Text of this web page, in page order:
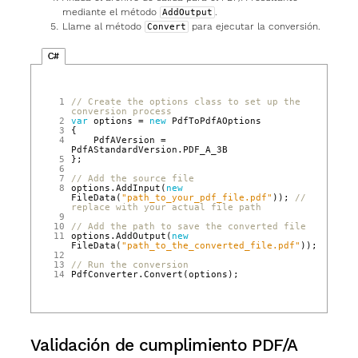
mediante el método AddOutput .
Llame al método Convert para ejecutar la conversión.
C#
1
// Create the options class to set up the
conversion process
2
var options = new
PdfToPdfAOptions
3
{
4
PdfAVersion
=
PdfAStandardVersion . PDF_A_3B
5
};
6
7
// Add the source file
8
options .AddInput ( new
FileData ( "path_to_your_pdf_file.pdf" ));
//
replace with your actual file path
9
10
// Add the path to save the converted file
11
options .AddOutput ( new
FileData ( "path_to_the_converted_file.pdf" ));
12
13
// Run the conversion
14
PdfConverter.Convert (options );
Validación de cumplimiento PDF/A